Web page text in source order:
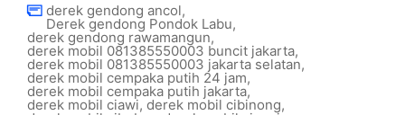
derek gendong ancol,
Derek gendong Pondok Labu,
derek gendong rawamangun,
derek mobil 081385550003 buncit jakarta,
derek mobil 081385550003 jakarta selatan,
derek mobil cempaka putih 24 jam,
derek mobil cempaka putih jakarta,
derek mobil ciawi, derek mobil cibinong,